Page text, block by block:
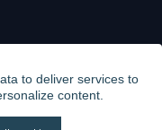
to deliver services to
content.